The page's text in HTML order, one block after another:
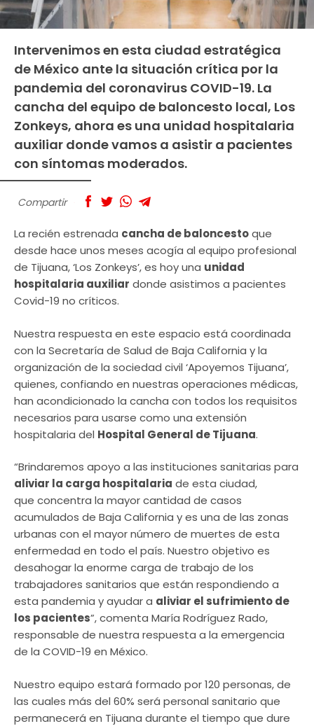
Intervenimos en esta ciudad estratégica
de México ante la situación crítica por la
pandemia del coronavirus COVID-19. La
cancha del equipo de baloncesto local, Los
Zonkeys, ahora es una unidad hospitalaria
auxiliar donde vamos a asistir a pacientes
con síntomas moderados.
Compartir
La recién estrenada cancha de baloncestoque
desde hace unos meses acogía al equipo profesional
de Tijuana, ‘Los Zonkeys’, es hoy una unidad
hospitalaria auxiliar donde asistimos a pacientes
Covid-19 no críticos.
Nuestra respuesta en este espacio está coordinada
con la Secretaría de Salud de Baja California y la
organización de la sociedad civil ‘Apoyemos Tijuana’,
quienes, confiando en nuestras operaciones médicas,
han acondicionado la cancha con todos los requisitos
necesarios para usarse como una extensión
hospitalaria del Hospital General de Tijuana.
“Brindaremos apoyo a las instituciones sanitarias para
aliviar la carga hospitalaria de esta ciudad,
que concentra la mayor cantidad de casos
acumulados de Baja California y es una de las zonas
urbanas con el mayor número de muertes de esta
enfermedad en todo el país. Nuestro objetivo es
desahogar la enorme carga de trabajo de los
trabajadores sanitarios que están respondiendo a
esta pandemia y ayudar a aliviar el sufrimiento de
los pacientes”, comenta María Rodríguez Rado,
responsable de nuestra respuesta a la emergencia
de la COVID-19 en México.
Nuestro equipo estará formado por 120 personas, de
las cuales más del 60% será personal sanitario que
permanecerá en Tijuana durante el tiempo que dure